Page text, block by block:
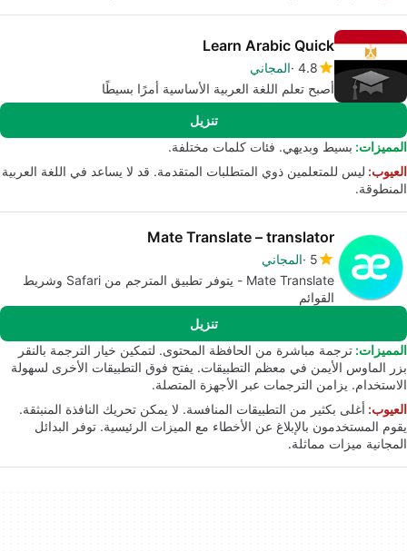
Learn Arabic Quick
4.8 المجاني
أصبح تعلم اللغة العربية الأساسية أمرًا بسيطًا
تنزيل
المميزات: بسيط وبديهي. فئات كلمات مختلفة.
العيوب: ليس للمتعلمين ذوي المتطلبات المتقدمة. قد لا يساعد في اللغة العربية
المنطوقة.
Mate Translate – translator
5 المجاني
Mate Translate - يتوفر تطبيق المترجم من Safari وشريط
القوائم
تنزيل
المميزات: ترجمة مباشرة من الحافظة المحتوى. لتمكين خيار الترجمة بالنقر
بزر الماوس الأيمن في معظم التطبيقات. يفتح فوق التطبيقات الأخرى لسهولة
الاستخدام. يزامن الترجمات عبر الأجهزة المتصلة.
العيوب: أغلى بكثير من التطبيقات المنافسة. لا يمكن تحريك النافذة المنبثقة.
يقوم المستخدمون بالإبلاغ عن الأخطاء مع الميزات الرئيسية. توفر البدائل
المجانية ميزات مماثلة.